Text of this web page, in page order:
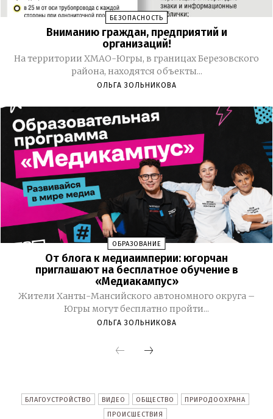
БЕЗОПАСНОСТЬ
Вниманию граждан, предприятий и
организаций!
На территории ХМАО-Югры, в границах Березовского
района, находятся объекты...
ОЛЬГА ЗОЛЬНИКОВА
ОБРАЗОВАНИЕ
От блога к медиаимперии: югорчан
приглашают на бесплатное обучение в
«Медиакампус»
Жители Ханты-Мансийского автономного округа –
Югры могут бесплатно пройти...
ОЛЬГА ЗОЛЬНИКОВА